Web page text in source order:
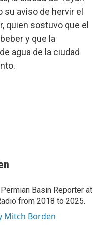
su aviso de hervir el
quien sostuvo que el
y que la
agua de la ciudad
Basin Reporter at
from 2018 to 2025.
Mitch Borden